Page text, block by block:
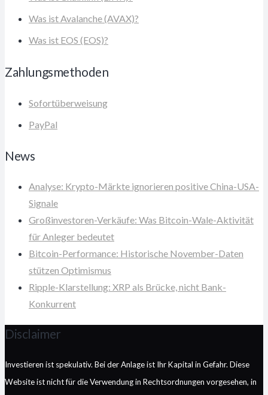
Was ist Avalanche (AVAX)?
Was ist EOS (EOS)?
Zahlungsmethoden
Sofortüberweisung
PayPal
News
Analyse: Krypto-Märkte ignorieren positive China-USA-
Signale
Großinvestoren-Verkäufe: Was Bitcoin-Wale-Aktivität
für Anleger bedeutet
Bitcoin-Performance: Historische November-Daten
stützen Optimismus
Ripple-Klarstellung: XRP als Brücke, nicht Bank-
Konkurrent
Disclaimer
Investieren ist spekulativ. Bei der Anlage ist Ihr Kapital in Gefahr. Diese
Website ist nicht für die Verwendung in Rechtsordnungen vorgesehen, in